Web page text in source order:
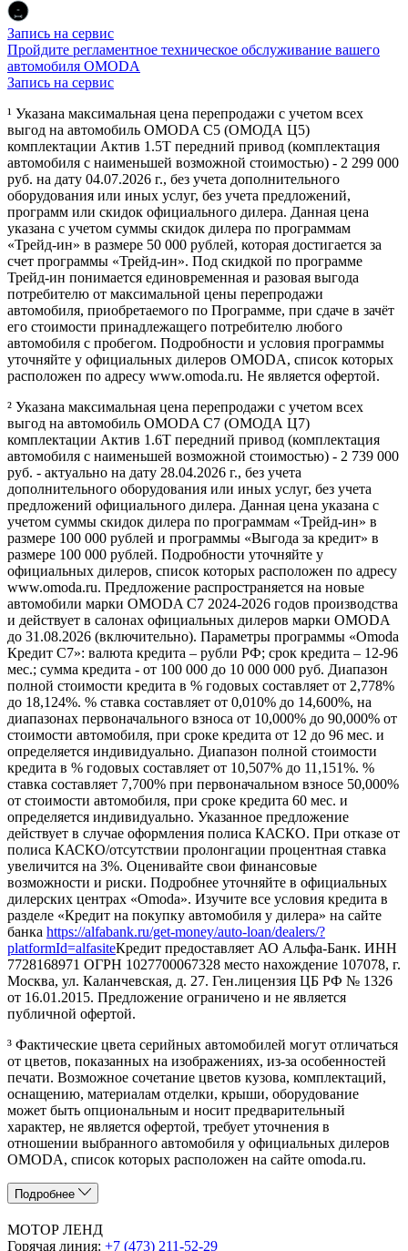
Запись на сервис
Пройдите регламентное техническое обслуживание вашего
автомобиля OMODA
Запись на сервис
¹ Указана максимальная цена перепродажи с учетом всех
выгод на автомобиль OMODA C5 (ОМОДА Ц5)
комплектации Актив 1.5Т передний привод (комплектация
автомобиля с наименьшей возможной стоимостью) - 2 299 000
руб. на дату 04.07.2026 г., без учета дополнительного
оборудования или иных услуг, без учета предложений,
программ или скидок официального дилера. Данная цена
указана с учетом суммы скидок дилера по программам
«Трейд-ин» в размере 50 000 рублей, которая достигается за
счет программы «Трейд-ин». Под скидкой по программе
Трейд-ин понимается единовременная и разовая выгода
потребителю от максимальной цены перепродажи
автомобиля, приобретаемого по Программе, при сдаче в зачёт
его стоимости принадлежащего потребителю любого
автомобиля с пробегом. Подробности и условия программы
уточняйте у официальных дилеров OMODA, список которых
расположен по адресу www.omoda.ru. Не является офертой.
² Указана максимальная цена перепродажи с учетом всех
выгод на автомобиль OMODA C7 (ОМОДА Ц7)
комплектации Актив 1.6T передний привод (комплектация
автомобиля с наименьшей возможной стоимостью) - 2 739 000
руб. - актуально на дату 28.04.2026 г., без учета
дополнительного оборудования или иных услуг, без учета
предложений официального дилера. Данная цена указана с
учетом суммы скидок дилера по программам «Трейд-ин» в
размере 100 000 рублей и программы «Выгода за кредит» в
размере 100 000 рублей. Подробности уточняйте у
официальных дилеров, список которых расположен по адресу
www.omoda.ru. Предложение распространяется на новые
автомобили марки OMODA C7 2024-2026 годов производства
и действует в салонах официальных дилеров марки OMODA
до 31.08.2026 (включительно). Параметры программы «Omoda
Кредит C7»: валюта кредита – рубли РФ; срок кредита – 12-96
мес.; сумма кредита - от 100 000 до 10 000 000 руб. Диапазон
полной стоимости кредита в % годовых составляет от 2,778%
до 18,124%. % ставка составляет от 0,010% до 14,600%, на
диапазонах первоначального взноса от 10,000% до 90,000% от
стоимости автомобиля, при сроке кредита от 12 до 96 мес. и
определяется индивидуально. Диапазон полной стоимости
кредита в % годовых составляет от 10,507% до 11,151%. %
ставка составляет 7,700% при первоначальном взносе 50,000%
от стоимости автомобиля, при сроке кредита 60 мес. и
определяется индивидуально. Указанное предложение
действует в случае оформления полиса КАСКО. При отказе от
полиса КАСКО/отсутствии пролонгации процентная ставка
увеличится на 3%. Оценивайте свои финансовые
возможности и риски. Подробнее уточняйте в официальных
дилерских центрах «Omoda». Изучите все условия кредита в
разделе «Кредит на покупку автомобиля у дилера» на сайте
банка https://alfabank.ru/get-money/auto-loan/dealers/?
platformId=alfasiteКредит предоставляет АО Альфа-Банк. ИНН
7728168971 ОГРН 1027700067328 место нахождение 107078, г.
Москва, ул. Каланчевская, д. 27. Ген.лицензия ЦБ РФ № 1326
от 16.01.2015. Предложение ограничено и не является
публичной офертой.
³ Фактические цвета серийных автомобилей могут отличаться
от цветов, показанных на изображениях, из-за особенностей
печати. Возможное сочетание цветов кузова, комплектаций,
оснащению, материалам отделки, крыши, оборудование
может быть опциональным и носит предварительный
характер, не является офертой, требует уточнения в
отношении выбранного автомобиля у официальных дилеров
OMODA, список которых расположен на сайте omoda.ru.
Подробнее
МОТОР ЛЕНД
Горячая линия: +7 (473) 211-52-29